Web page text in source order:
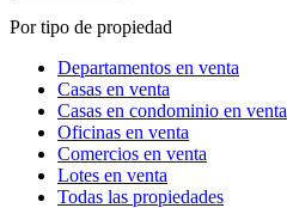
Por tipo de propiedad
Departamentos en venta
Casas en venta
Casas en condominio en venta
Oficinas en venta
Comercios en venta
Lotes en venta
Todas las propiedades